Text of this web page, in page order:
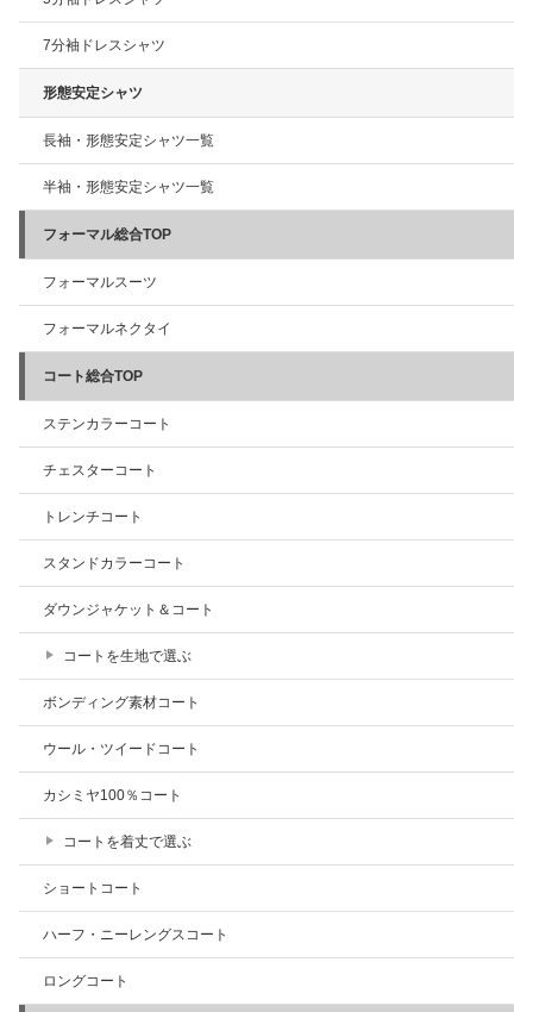
7分袖ドレスシャツ
形態安定シャツ
長袖・形態安定シャツ一覧
半袖・形態安定シャツ一覧
フォーマル総合TOP
フォーマルスーツ
フォーマルネクタイ
コート総合TOP
ステンカラーコート
チェスターコート
トレンチコート
スタンドカラーコート
ダウンジャケット＆コート
コートを生地で選ぶ
ボンディング素材コート
ウール・ツイードコート
カシミヤ100％コート
コートを着丈で選ぶ
ショートコート
ハーフ・ニーレングスコート
ロングコート